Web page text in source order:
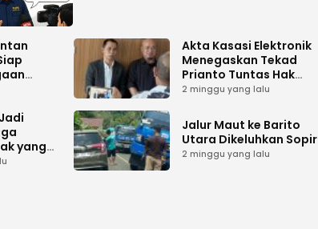
Akta Kasasi Elektronik
Menegaskan Tekad
Prianto Tuntas Hak
Lahan ke Mahkamah
2 minggu yang lalu
yang
Jalur Maut ke Barito
Utara Dikeluhkan Sopir
2 minggu yang lalu